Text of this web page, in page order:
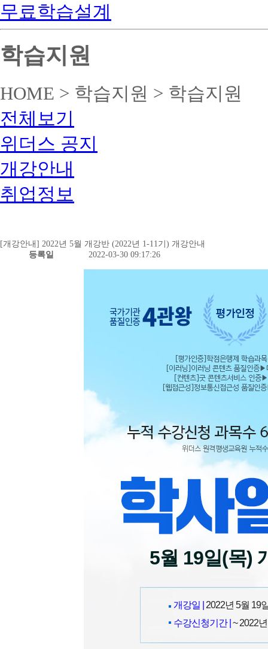
무료학습설계
학습지원
HOME > 학습지원 > 학습지원
전체보기
위더스 공지
개강안내
취업정보
[개강안내] 2022년 5월 개강반 (2022년 1-11기) 개강안내
등록일
2022-03-30 09:17:26